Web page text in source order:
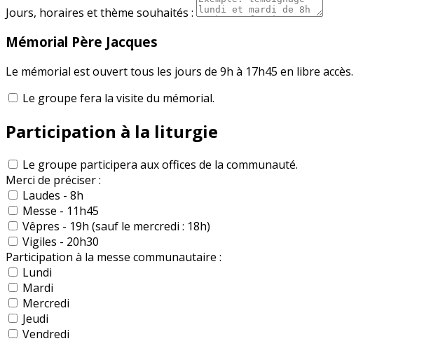
Jours, horaires et thème souhaités :
Mémorial Père Jacques
Le mémorial est ouvert tous les jours de 9h à 17h45 en libre accès.
Le groupe fera la visite du mémorial.
Participation à la liturgie
Le groupe participera aux offices de la communauté.
Merci de préciser :
Laudes - 8h
Messe - 11h45
Vêpres - 19h (sauf le mercredi : 18h)
Vigiles - 20h30
Participation à la messe communautaire :
Lundi
Mardi
Mercredi
Jeudi
Vendredi